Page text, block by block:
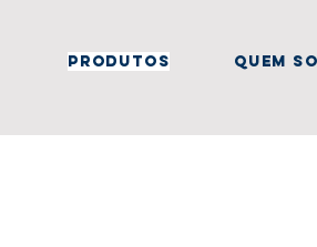
produtos quem